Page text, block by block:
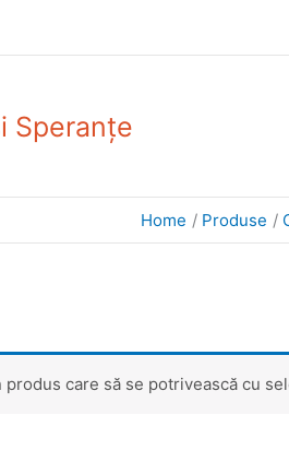
Speranțe
Home Produse
care să se potrivească cu